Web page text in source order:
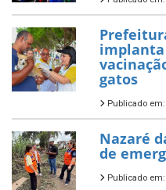
gatos
Publicado
Nazaré
de
Publicado